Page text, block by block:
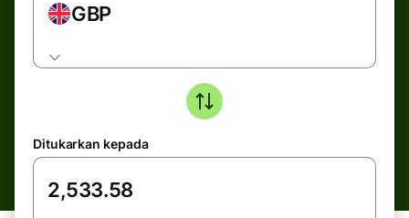
GBP
Ditukarkan kepada